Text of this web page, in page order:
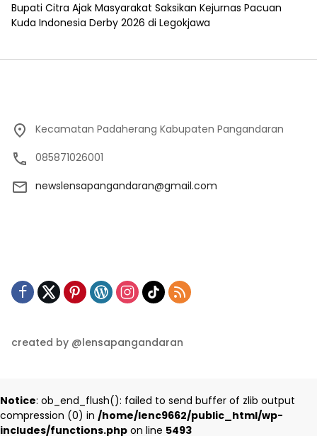
Bupati Citra Ajak Masyarakat Saksikan Kejurnas Pacuan
Kuda Indonesia Derby 2026 di Legokjawa
Kecamatan Padaherang Kabupaten Pangandaran
085871026001
newslensapangandaran@gmail.com
created by @lensapangandaran
Notice: ob_end_flush(): failed to send buffer of zlib output
compression (0) in /home/lenc9662/public_html/wp-
includes/functions.php on line 5493